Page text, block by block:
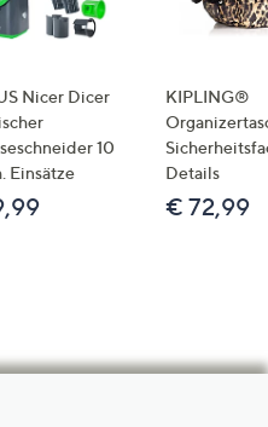
Nicer Dicer
10
Einsätze
KIPLING®
Details
€ 72,99